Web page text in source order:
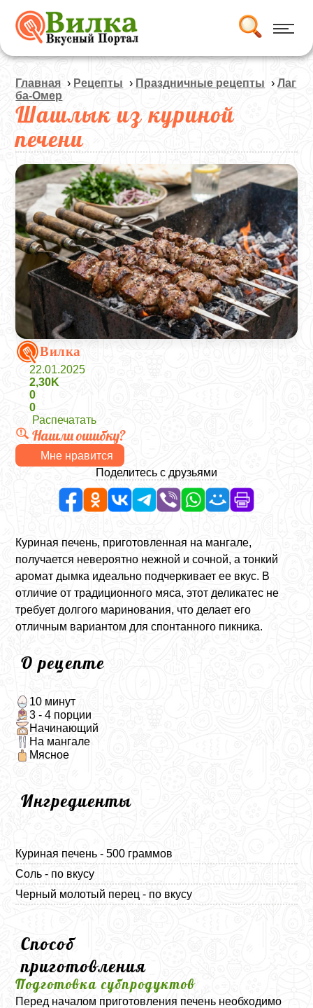
Главная › Рецепты › Праздничные рецепты ›Лаг
ба-Омер
Шашлык из куриной
печени
Вилка
22.01.2025
2,30K
0
0
Распечатать
Нашли ошибку?
Мне нравится
Поделитесь с друзьями
Куриная печень, приготовленная на мангале,
получается невероятно нежной и сочной, а тонкий
аромат дымка идеально подчеркивает ее вкус. В
отличие от традиционного мяса, этот деликатес не
требует долгого маринования, что делает его
отличным вариантом для спонтанного пикника.
О рецепте
10 минут
3 - 4 порции
Начинающий
На мангале
Мясное
Ингредиенты
Куриная печень - 500 граммов
Соль - по вкусу
Черный молотый перец - по вкусу
Способ
приготовления
Подготовка субпродуктов
Перед началом приготовления печень необходимо